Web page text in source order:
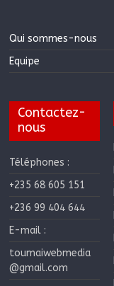
Qui sommes-nous
Equipe
Contactez-
nous
Téléphones :
+235 68 605 151
+236 99 404 644
E-mail :
toumaiwebmedia
@gmail.com